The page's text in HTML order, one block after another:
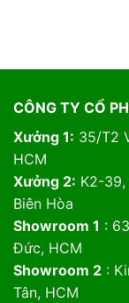
CÔNG TY CỔ
Xưởng 1: 35/T2
HCM
Xưởng 2: K2-39,
Biên Hòa
Showroom 1 :
Đức, HCM
Showroom 2:
Tân, HCM